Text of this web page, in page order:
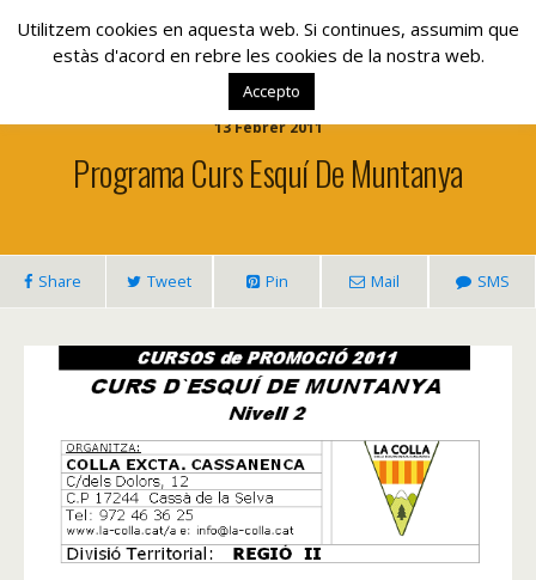
www.lacolla.cat
13 Febrer 2011
Programa Curs Esquí De Muntanya
Share Tweet Pin Mail SMS
Utilitzem cookies en aquesta web. Si continues, assumim que
estàs d'acord en rebre les cookies de la nostra web.
Accepto